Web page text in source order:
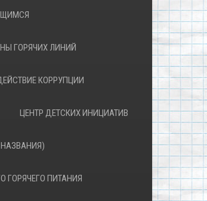
ГОРЯЧИХ ЛИНИЙ
КОРРУПЦИИ
ЦЕНТР ДЕТСКИХ ИНИЦИАТИВ
НАЗВАНИЯ)
ГОРЯЧЕГО ПИТАНИЯ